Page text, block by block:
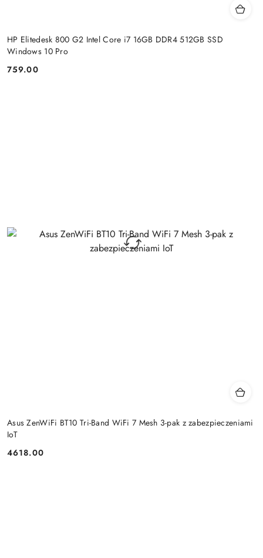
HP Elitedesk 800 G2 Intel Core i7 16GB DDR4 512GB SSD
Windows 10 Pro
Cena:
759.00
Asus ZenWiFi BT10 Tri-Band WiFi 7 Mesh 3-pak z zabezpieczeniami
IoT
Cena:
4618.00